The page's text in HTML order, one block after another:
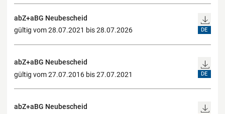
abZ+aBG Neubescheid
gültig vom 28.07.2021 bis 28.07.2026
DE
abZ+aBG Neubescheid
gültig vom 27.07.2016 bis 27.07.2021
DE
abZ+aBG Neubescheid